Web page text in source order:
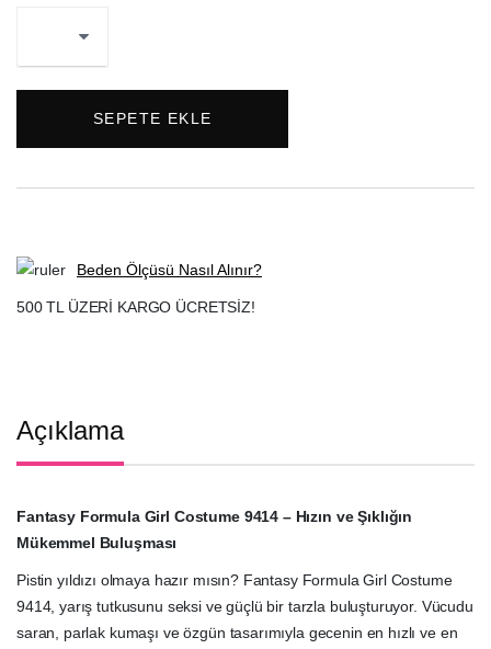
SEPETE EKLE
Beden Ölçüsü Nasıl Alınır?
500 TL ÜZERİ KARGO ÜCRETSİZ!
Açıklama
Fantasy Formula Girl Costume 9414 – Hızın ve Şıklığın
Mükemmel Buluşması
Pistin yıldızı olmaya hazır mısın? Fantasy Formula Girl Costume
9414, yarış tutkusunu seksi ve güçlü bir tarzla buluşturuyor. Vücudu
saran, parlak kumaşı ve özgün tasarımıyla gecenin en hızlı ve en